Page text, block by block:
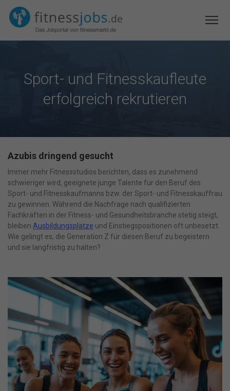
Sport- und Fitnesskaufleute
erfolgreich rekrutieren
Azubis dringend gesucht
Immer mehr Fitnessstudios berichten, dass es zunehmend
schwieriger wird, geeignete junge Talente für den Beruf des
Sport- und Fitnesskaufmanns bzw. der Sport- und Fitnesskauffrau
zu gewinnen. Während die Nachfrage nach qualifizierten
Fachkräften in der Fitness- und Gesundheitsbranche stetig steigt,
bleiben Ausbildungsplätze und Einstiegspositionen oft unbesetzt.
Wie gelingt es, die Generation Z für diesen Beruf zu begeistern
und sie langfristig zu halten?